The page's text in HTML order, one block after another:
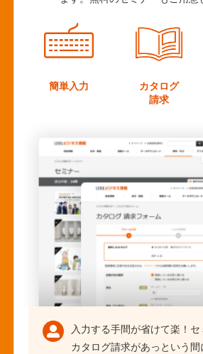
簡単入力
カタログ
請求
入力する手間が省けて楽！セ
カタログ請求があっという